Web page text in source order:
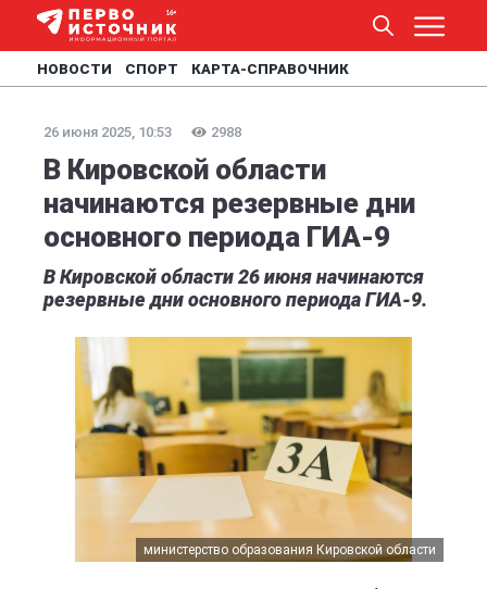
НОВОСТИ СПОРТ КАРТА-СПРАВОЧНИК
26 июня 2025, 10:53 2988
В Кировской области
начинаются резервные дни
основного периода ГИА-9
В Кировской области 26 июня начинаются
резервные дни основного периода ГИА-9.
министерство образования Кировской области